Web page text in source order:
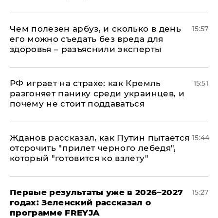
Чем полезен арбуз, и сколько в день
его можно съедать без вреда для
здоровья – разъяснили эксперты
15:57
РФ играет на страхе: как Кремль
разгоняет панику среди украинцев, и
почему не стоит поддаваться
15:51
Жданов рассказал, как Путин пытается
отсрочить "прилет черного лебедя",
который "готовится ко взлету"
15:44
Первые результаты уже в 2026–2027
годах: Зеленский рассказал о
программе FREYJA
15:27